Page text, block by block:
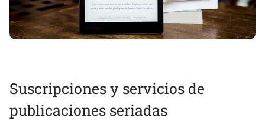
Suscripciones y servicios de
publicaciones seriadas